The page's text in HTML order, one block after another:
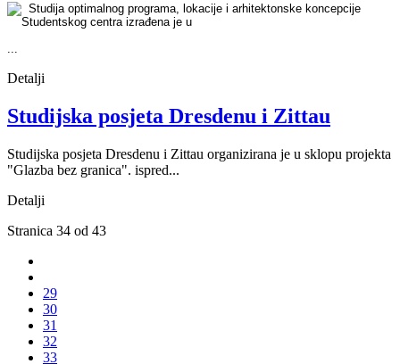
Studija optimalnog programa, lokacije i arhitektonske koncepcije
Studentskog centra izrađena je u
...
Detalji
Studijska posjeta Dresdenu i Zittau
Studijska posjeta Dresdenu i Zittau organizirana je u sklopu projekta
"Glazba bez granica". ispred...
Detalji
Stranica 34 od 43
29
30
31
32
33